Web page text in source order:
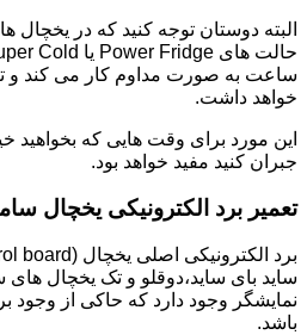
البته دوستان توجه کنید که در یخچال
خواهد داشت.
این مورد برای وقت هایی که بخواهید
جبران کنید مفید خواهد بود.
تعمیر برد الکترونیکی یخچال
ساید بای ساید،دوقلو و تک یخچال
نمایشگر وجود دارد که حاکی از وجود
باشد.